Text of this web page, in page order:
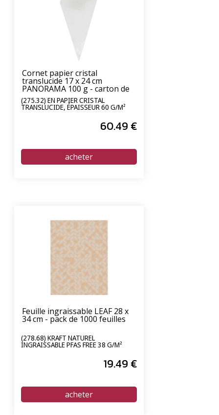
Cornet papier cristal
translucide 17 x 24 cm
PANORAMA 100 g - carton de
2000 unités
(275.32) EN PAPIER CRISTAL
TRANSLUCIDE, ÉPAISSEUR 60 G/M²
60.49 €
Feuille ingraissable LEAF 28 x
34 cm - pack de 1000 feuilles
(278.68) KRAFT NATUREL
INGRAISSABLE PFAS FREE 38 G/M²
19.49 €